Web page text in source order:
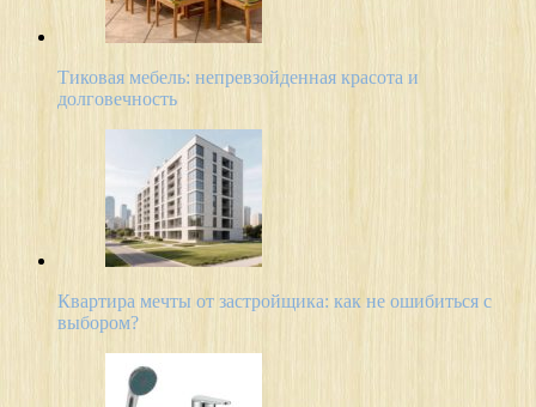
Тиковая мебель: непревзойденная красота и
долговечность
Квартира мечты от застройщика: как не ошибиться с
выбором?